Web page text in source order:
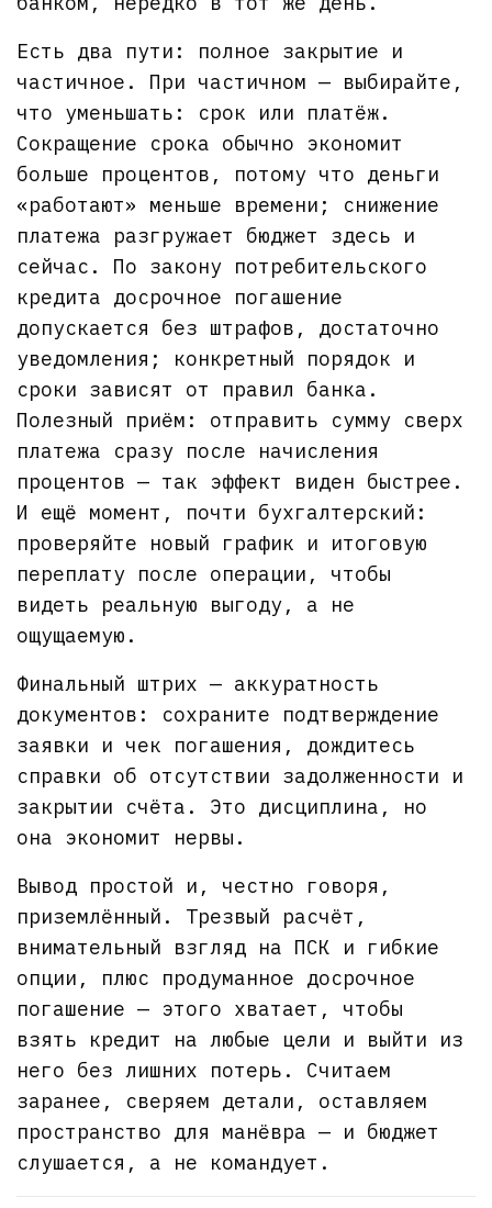
Есть два пути: полное закрытие и
частичное. При частичном — выбирайте,
что уменьшать: срок или платёж.
Сокращение срока обычно экономит
больше процентов, потому что деньги
«работают» меньше времени; снижение
платежа разгружает бюджет здесь и
сейчас. По закону потребительского
кредита досрочное погашение
допускается без штрафов, достаточно
уведомления; конкретный порядок и
сроки зависят от правил банка.
Полезный приём: отправить сумму сверх
платежа сразу после начисления
процентов — так эффект виден быстрее.
И ещё момент, почти бухгалтерский:
проверяйте новый график и итоговую
переплату после операции, чтобы
видеть реальную выгоду, а не
ощущаемую.
Финальный штрих — аккуратность
документов: сохраните подтверждение
заявки и чек погашения, дождитесь
справки об отсутствии задолженности и
закрытии счёта. Это дисциплина, но
она экономит нервы.
Вывод простой и, честно говоря,
приземлённый. Трезвый расчёт,
внимательный взгляд на ПСК и гибкие
опции, плюс продуманное досрочное
погашение — этого хватает, чтобы
взять кредит на любые цели и выйти из
него без лишних потерь. Считаем
заранее, сверяем детали, оставляем
пространство для манёвра — и бюджет
слушается, а не командует.